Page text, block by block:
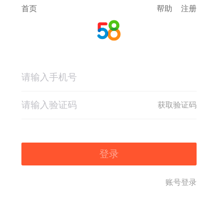
首页 帮助 注册
获取验证码
登录
账号登录